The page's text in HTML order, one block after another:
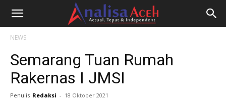
NEWS
Semarang Tuan Rumah
Rakernas I JMSI
Penulis Redaksi - 18 Oktober 2021